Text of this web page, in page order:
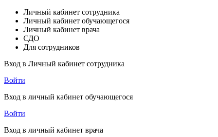
Личный кабинет сотрудника
Личный кабинет обучающегося
Личный кабинет врача
СДО
Для сотрудников
Вход в Личный кабинет сотрудника
Войти
Вход в личный кабинет обучающегося
Войти
Вход в личный кабинет врача